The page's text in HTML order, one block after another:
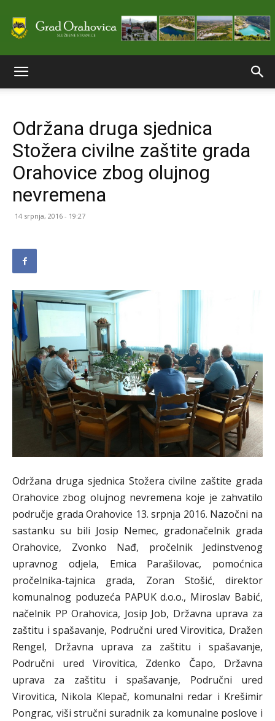
stranice
Grada
Održana druga sjednica
Stožera civilne zaštite grada
Orahovice zbog olujnog
nevremena
14 srpnja, 2016 - 19:27
Održana druga sjednica Stožera civilne zaštite grada
Orahovice zbog olujnog nevremena koje je zahvatilo
područje grada Orahovice 13. srpnja 2016. Nazočni na
sastanku su bili Josip Nemec, gradonačelnik grada
Orahovice, Zvonko Nađ, pročelnik Jedinstvenog
upravnog odjela, Emica Parašilovac, pomoćnica
pročelnika-tajnica grada, Zoran Stošić, direktor
komunalnog poduzeća PAPUK d.o.o., Miroslav Babić,
načelnik PP Orahovica, Josip Job, Državna uprava za
zaštitu i spašavanje, Područni ured Virovitica, Dražen
Rengel, Državna uprava za zaštitu i spašavanje,
Područni ured Virovitica, Zdenko Čapo, Državna
uprava za zaštitu i spašavanje, Područni ured
Virovitica, Nikola Klepač, komunalni redar i Krešimir
Pongrac, viši stručni suradnik za komunalne poslove i